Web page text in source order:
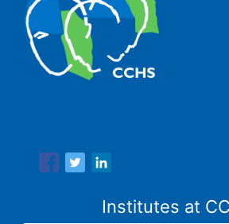
Institutes at